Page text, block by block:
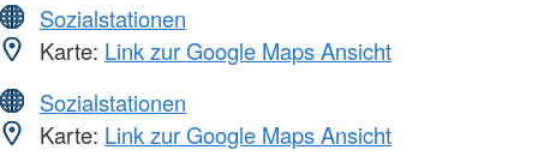
Sozialstationen
Karte: Link zur Google Maps Ansicht
Sozialstationen
Karte: Link zur Google Maps Ansicht